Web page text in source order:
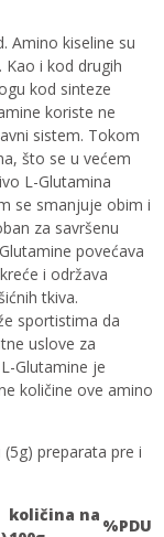
Amino kiseline su
i kod drugih
kod sinteze
koriste ne
sistem. Tokom
što se u većem
L-Glutamina
se smanjuje obim i
za savršenu
povećava
i održava
tkiva.
sportistima da
uslove za
Glutamine je
količine ove amino
preparata pre i
količina na
%PDU